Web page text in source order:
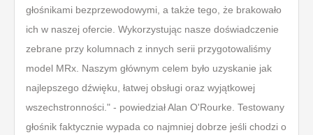
głośnikami bezprzewodowymi, a także tego, że brakowało
ich w naszej ofercie. Wykorzystując nasze doświadczenie
zebrane przy kolumnach z innych serii przygotowaliśmy
model MRx. Naszym głównym celem było uzyskanie jak
najlepszego dźwięku, łatwej obsługi oraz wyjątkowej
wszechstronności." - powiedział Alan O'Rourke. Testowany
głośnik faktycznie wypada co najmniej dobrze jeśli chodzi o